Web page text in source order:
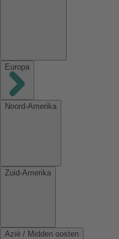
Europa
Noord-Amerika
Zuid-Amerika
Azië / Midden oosten